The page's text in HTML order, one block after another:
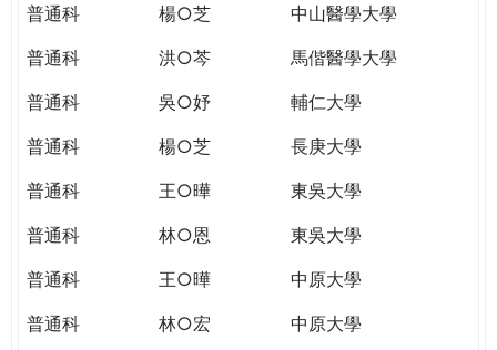
普通科
楊○芝
中山醫學大學
普通科
洪○芩
馬偕醫學大學
普通科
吳○妤
輔仁大學
普通科
楊○芝
長庚大學
普通科
王○曄
東吳大學
普通科
林○恩
東吳大學
普通科
王○曄
中原大學
普通科
林○宏
中原大學